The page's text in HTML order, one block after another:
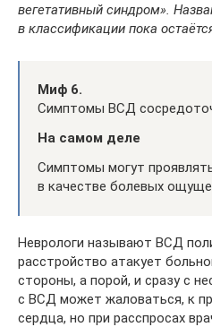
вегетативный синдром».
в классификации пока
Миф 6.
Симптомы ВСД
На самом деле
Симптомы могут
в качестве болевых
Неврологи называют ВСД
расстройство атакует
стороны, а порой, и сразу с
с ВСД может жаловаться, к
сердца, но при расспросах